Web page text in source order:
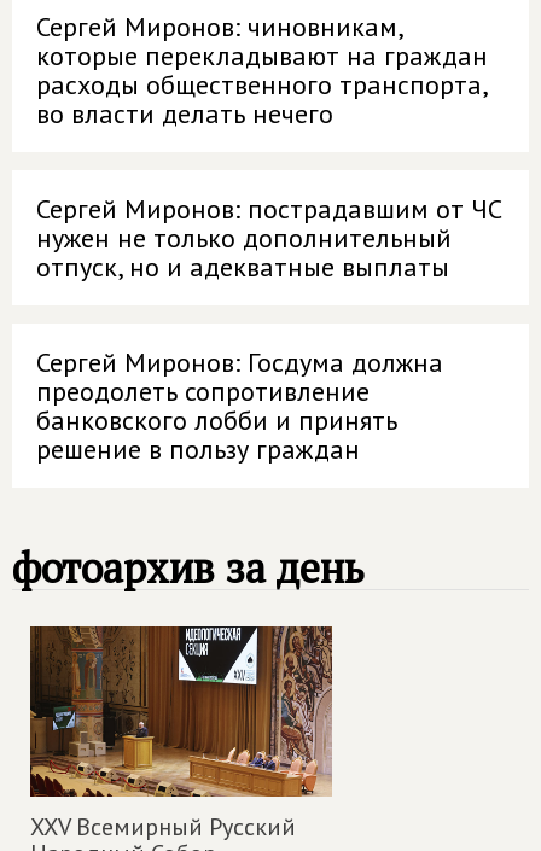
Сергей Миронов: чиновникам,
которые перекладывают на граждан
расходы общественного транспорта,
во власти делать нечего
Сергей Миронов: пострадавшим от ЧС
нужен не только дополнительный
отпуск, но и адекватные выплаты
Сергей Миронов: Госдума должна
преодолеть сопротивление
банковского лобби и принять
решение в пользу граждан
фотоархив за день
XXV Всемирный Русский